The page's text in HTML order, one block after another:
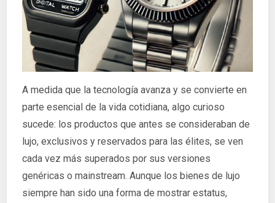
A medida que la tecnología avanza y se convierte en
parte esencial de la vida cotidiana, algo curioso
sucede: los productos que antes se consideraban de
lujo, exclusivos y reservados para las élites, se ven
cada vez más superados por sus versiones
genéricas o mainstream. Aunque los bienes de lujo
siempre han sido una forma de mostrar estatus,